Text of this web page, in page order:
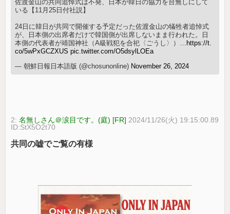
佐渡金山の共同追悼式は不発、日本が韓日の協力を台無しにして
いる【11月25日付社説】
24日に韓日が共同で開催する予定だった佐渡金山の犠牲者追悼式
が、日本側の出席者だけで韓国側が出席しないまま行われた。日
本側の代表者が靖国神社（A級戦犯を合祀〈ごうし〉）… https://t.
co/5wPxGCZXUS pic.twitter.com/O5dsylLOEa
— 朝鮮日報日本語版 (@chosunonline) November 26, 2024
2:名無しさん＠涙目です。(庭) [FR] 2024/11/26(火) 19:15:00.89
ID:StX5O2t70
共同の嘘でご覧の有様